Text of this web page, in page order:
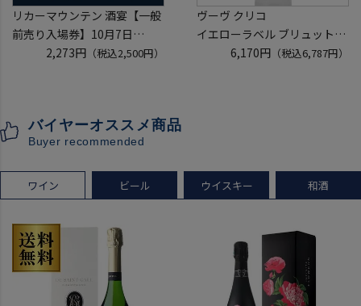
リカーマウンテン 酒宴【一般
前売り入場券】10月7日
(水)11:00～17:00 2026
月下旬】にメールにて配信予
2,273円（税込2,500円）
ヴーヴ クリコ
イエローラベル ブリュット
750ml 正規品
6,170円 （税込6,787円）
バイヤーオススメ商品
Buyer recommended
ワイン ビール ウイスキー 和酒